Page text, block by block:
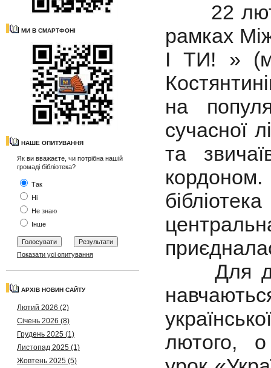
МИ В СМАРТФОНІ
НАШЕ ОПИТУВАННЯ
Як ви вважаєте, чи потрібна нашій
громаді бібліотека?
Так
Ні
Не знаю
Інше
Показати усі опитування
АРХІВ НОВИН САЙТУ
Лютий 2026 (2)
Січень 2026 (8)
Грудень 2025 (1)
Листопад 2025 (1)
Жовтень 2025 (5)
22
рамках
І ТИ! »
на
сучасної
та
кордоном.
Для
лютого, о